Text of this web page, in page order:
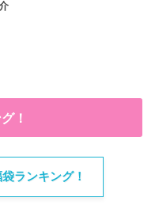
！
ランキング！